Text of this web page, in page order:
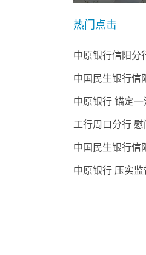
热门点击
中原银行信阳分
中国民生银行信
中原银行 锚定
工行周口分行
中国民生银行信
中原银行 压实